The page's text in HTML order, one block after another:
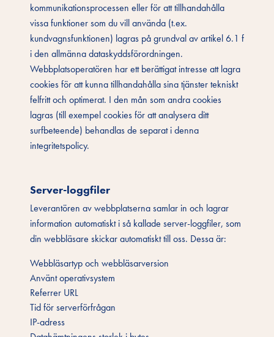
kommunikationsprocessen eller för att tillhandahålla
vissa funktioner som du vill använda (t.ex.
kundvagnsfunktionen) lagras på grundval av artikel 6.1 f
i den allmänna dataskyddsförordningen.
Webbplatsoperatören har ett berättigat intresse att lagra
cookies för att kunna tillhandahålla sina tjänster tekniskt
felfritt och optimerat. I den mån som andra cookies
lagras (till exempel cookies för att analysera ditt
surfbeteende) behandlas de separat i denna
integritetspolicy.
Server-loggfiler
Leverantören av webbplatserna samlar in och lagrar
information automatiskt i så kallade server-loggfiler, som
din webbläsare skickar automatiskt till oss. Dessa är:
Webbläsartyp och webbläsarversion
Använt operativsystem
Referrer URL
Tid för serverförfrågan
IP-adress